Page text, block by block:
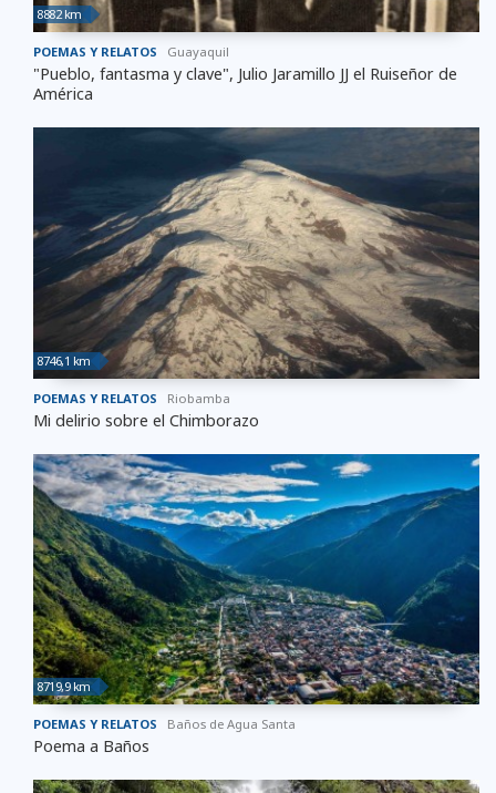
8882 km
POEMAS Y RELATOS Guayaquil
"Pueblo, fantasma y clave", Julio Jaramillo JJ el Ruiseñor de
América
8746,1 km
POEMAS Y RELATOS Riobamba
Mi delirio sobre el Chimborazo
8719,9 km
POEMAS Y RELATOS Baños de Agua Santa
Poema a Baños